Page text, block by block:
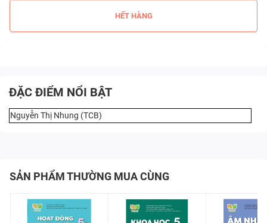
HẾT HÀNG
ĐẶC ĐIỂM NỔI BẬT
Nguyễn Thị Nhung (TCB)
SẢN PHẨM THƯỜNG MUA CÙNG